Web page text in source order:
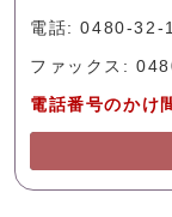
電話: 0480-32-
ファックス:
電話番号のかけ